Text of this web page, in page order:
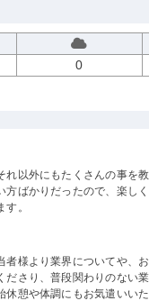
0
以外にもたくさんの事を
ばかりだったので、楽し
。
様より業界についてや、
さり、普段関わりのない
憩や体調にもお気遣いい